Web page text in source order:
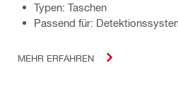
Typen: Taschen
Passend für:
MEHR ERFAHREN